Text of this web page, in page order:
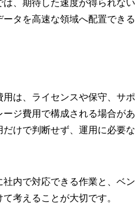
、期待した速度が得られない
タを高速な領域へ配置できる
は、ライセンスや保守、サポ
ジ費用で構成される場合があ
けで判断せず、運用に必要な
内で対応できる作業と、ベン
考えることが大切です。